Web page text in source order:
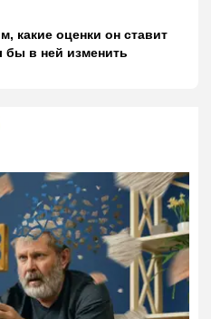
какие оценки он ставит
бы в ней изменить